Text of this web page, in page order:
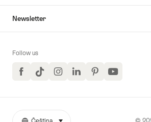
Newsletter
Follow us
FacebookTikTokInstagramLinkedInPinterestYouTube